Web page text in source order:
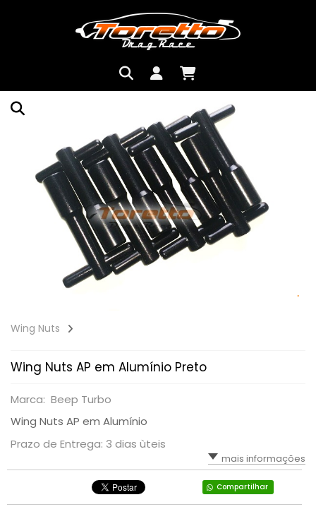
Wing Nuts
Wing Nuts AP em Alumínio Preto
Marca: Beep Turbo
Wing Nuts AP em Alumínio
Prazo de Entrega: 3 dias ùteis
mais informações
Compartilhar